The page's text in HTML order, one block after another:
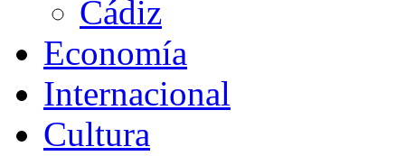
Cádiz
Economía
Internacional
Cultura